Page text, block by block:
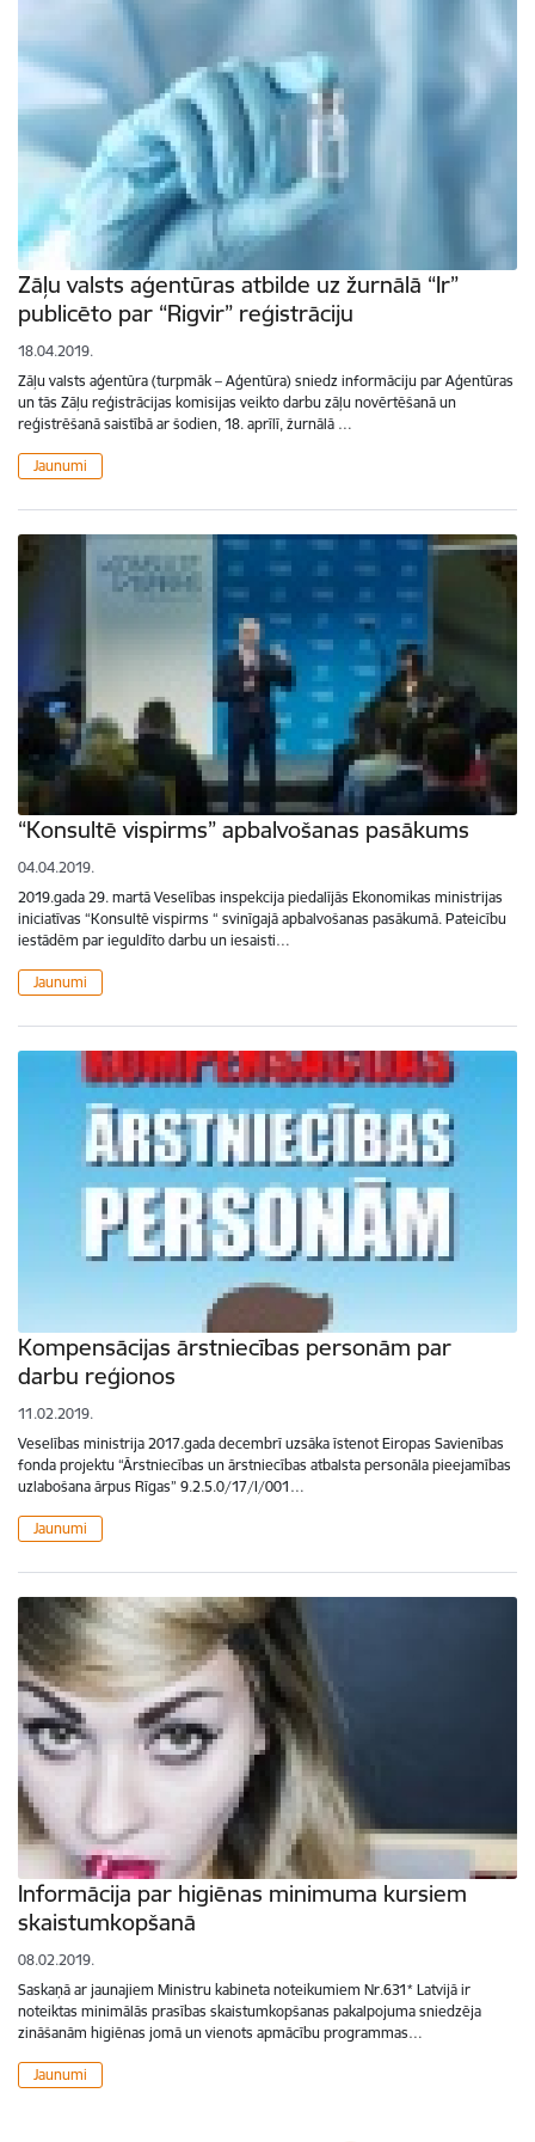
Zāļu valsts aģentūras atbilde uz žurnālā “Ir”
publicēto par “Rigvir” reģistrāciju
18.04.2019.
Zāļu valsts aģentūra (turpmāk – Aģentūra) sniedz informāciju par Aģentūras
un tās Zāļu reģistrācijas komisijas veikto darbu zāļu novērtēšanā un
reģistrēšanā saistībā ar šodien, 18. aprīlī, žurnālā …
Jaunumi
“Konsultē vispirms” apbalvošanas pasākums
04.04.2019.
2019.gada 29. martā Veselības inspekcija piedalījās Ekonomikas ministrijas
iniciatīvas “Konsultē vispirms “ svinīgajā apbalvošanas pasākumā. Pateicību
iestādēm par ieguldīto darbu un iesaisti…
Jaunumi
Kompensācijas ārstniecības personām par
darbu reģionos
11.02.2019.
Veselības ministrija 2017.gada decembrī uzsāka īstenot Eiropas Savienības
fonda projektu “Ārstniecības un ārstniecības atbalsta personāla pieejamības
uzlabošana ārpus Rīgas” 9.2.5.0/17/I/001…
Jaunumi
Informācija par higiēnas minimuma kursiem
skaistumkopšanā
08.02.2019.
Saskaņā ar jaunajiem Ministru kabineta noteikumiem Nr.631* Latvijā ir
noteiktas minimālās prasības skaistumkopšanas pakalpojuma sniedzēja
zināšanām higiēnas jomā un vienots apmācību programmas…
Jaunumi